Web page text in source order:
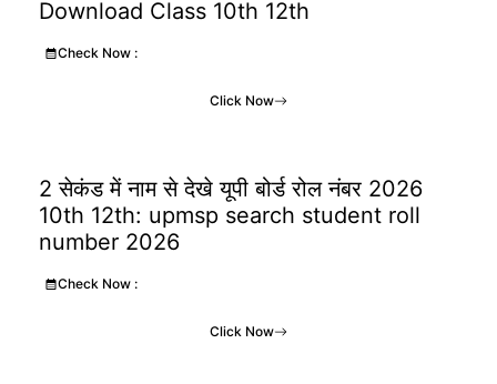
Download Class 10th 12th
Check Now :
Click Now
2 सेकंड में नाम से देखे यूपी बोर्ड रोल नंबर 2026
10th 12th: upmsp search student roll
number 2026
Check Now :
Click Now